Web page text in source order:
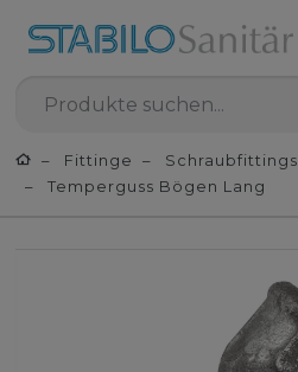
Fittinge Schraubfittings
Temperguss Bögen Lang